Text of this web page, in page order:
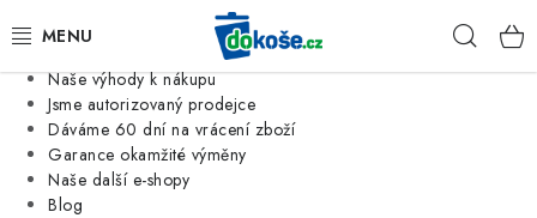
Jsme tradiční česká firma
Naše výhody k nákupu
Jsme autorizovaný prodejce
Dáváme 60 dní na vrácení zboží
Garance okamžité výměny
Naše další e-shopy
Blog
KOŠE
SÁČKY